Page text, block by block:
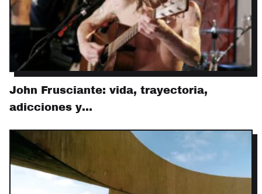
John Frusciante: vida, trayectoria,
adicciones y…